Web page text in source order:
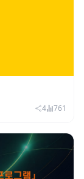
억·영업
4 761